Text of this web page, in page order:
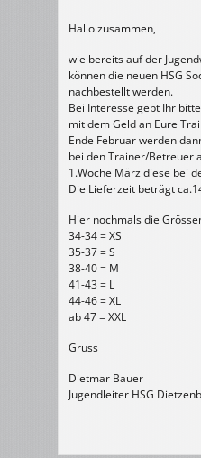
Hallo zusammen,
wie bereits auf der
können die neuen HSG
nachbestellt werden.
Bei Interesse gebt Ihr
mit dem Geld an Eure
Ende Februar werden
bei den Trainer/Betreuer
1.Woche März diese bei
Die Lieferzeit beträgt
Hier nochmals die
34-34 = XS
35-37 = S
38-40 = M
41-43 = L
44-46 = XL
ab 47 = XXL
Gruss
Dietmar Bauer
Jugendleiter HSG